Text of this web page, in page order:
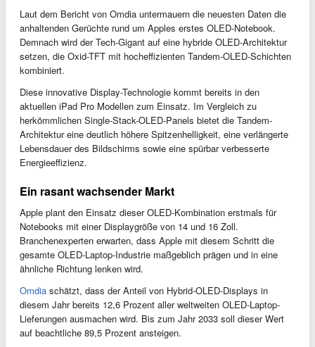
Laut dem Bericht von Omdia untermauern die neuesten Daten die
anhaltenden Gerüchte rund um Apples erstes OLED-Notebook.
Demnach wird der Tech-Gigant auf eine hybride OLED-Architektur
setzen, die Oxid-TFT mit hocheffizienten Tandem-OLED-Schichten
kombiniert.
Diese innovative Display-Technologie kommt bereits in den
aktuellen iPad Pro Modellen zum Einsatz. Im Vergleich zu
herkömmlichen Single-Stack-OLED-Panels bietet die Tandem-
Architektur eine deutlich höhere Spitzenhelligkeit, eine verlängerte
Lebensdauer des Bildschirms sowie eine spürbar verbesserte
Energieeffizienz.
Ein rasant wachsender Markt
Apple plant den Einsatz dieser OLED-Kombination erstmals für
Notebooks mit einer Displaygröße von 14 und 16 Zoll.
Branchenexperten erwarten, dass Apple mit diesem Schritt die
gesamte OLED-Laptop-Industrie maßgeblich prägen und in eine
ähnliche Richtung lenken wird.
Omdia schätzt, dass der Anteil von Hybrid-OLED-Displays in
diesem Jahr bereits 12,6 Prozent aller weltweiten OLED-Laptop-
Lieferungen ausmachen wird. Bis zum Jahr 2033 soll dieser Wert
auf beachtliche 89,5 Prozent ansteigen.